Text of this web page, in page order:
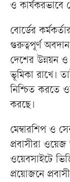
ও কার্যকরভাবে
বোর্ডের
গুরুত্বপূর্ণ অবদান
দেশের উন্নয়ন ও
ভূমিকা রাখে।
নিশ্চিত করতে
করছে।
মেম্বারশিপ ও
প্রবাসীরা ওয়েজ
ওয়েবসাইটে
প্রয়োজনে